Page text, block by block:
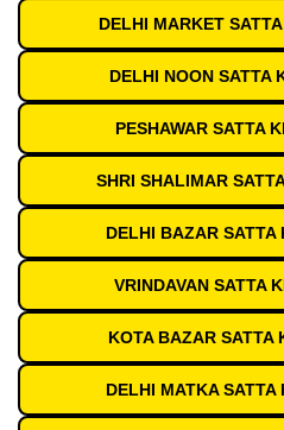
DELHI MARKET
DELHI NOON SATTA
PESHAWAR SATTA
SHRI SHALIMAR
DELHI BAZAR SATTA
VRINDAVAN SATTA
KOTA BAZAR SATTA
DELHI MATKA SATTA